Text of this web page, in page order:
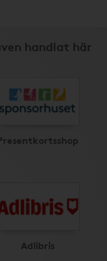
handlat här
Adlibris